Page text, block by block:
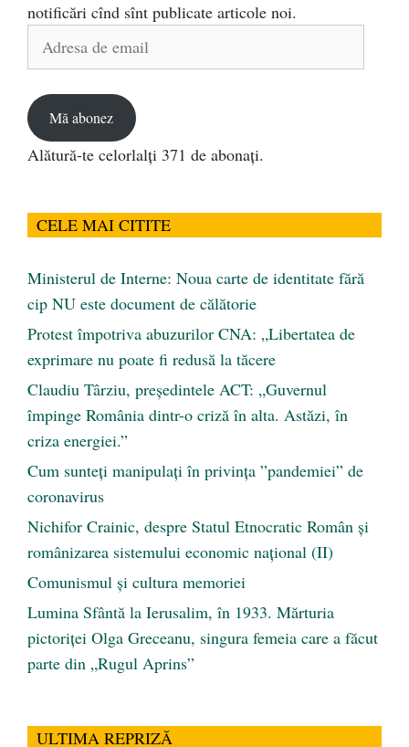
notificări cînd sînt publicate articole noi.
Adresa
Mă abonez
Alătură-te celorlalți 371 de abonați.
CELE MAI CITITE
Ministerul de Interne: Noua carte de identitate fără
cip NU este document de călătorie
Protest împotriva abuzurilor CNA: „Libertatea de
exprimare nu poate fi redusă la tăcere
Claudiu Târziu, președintele ACT: „Guvernul
împinge România dintr-o criză în alta. Astăzi, în
criza energiei.”
Cum sunteți manipulați în privința ”pandemiei” de
coronavirus
Nichifor Crainic, despre Statul Etnocratic Român şi
românizarea sistemului economic naţional (II)
Comunismul şi cultura memoriei
Lumina Sfântă la Ierusalim, în 1933. Mărturia
pictoriței Olga Greceanu, singura femeia care a făcut
parte din „Rugul Aprins”
ULTIMA REPRIZĂ